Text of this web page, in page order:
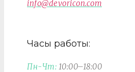
info@devoricon.com
Часы работы:
Пн-Чт: 10:00–18:00